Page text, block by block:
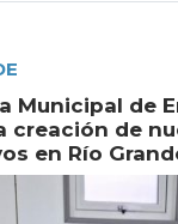
Municipal de
creación de
en Río